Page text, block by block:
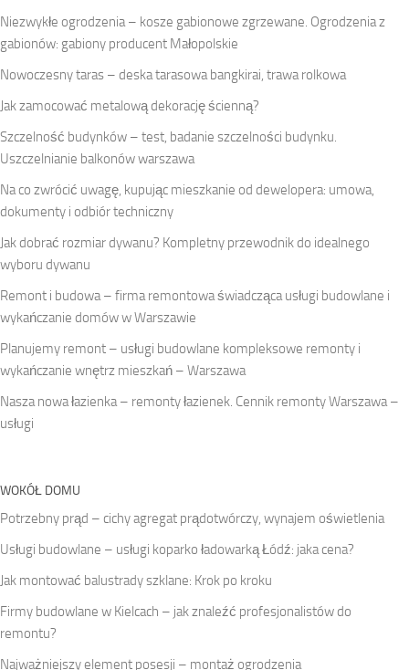
Niezwykłe ogrodzenia – kosze gabionowe zgrzewane. Ogrodzenia z
gabionów: gabiony producent Małopolskie
Nowoczesny taras – deska tarasowa bangkirai, trawa rolkowa
Jak zamocować metalową dekorację ścienną?
Szczelność budynków – test, badanie szczelności budynku.
Uszczelnianie balkonów warszawa
Na co zwrócić uwagę, kupując mieszkanie od dewelopera: umowa,
dokumenty i odbiór techniczny
Jak dobrać rozmiar dywanu? Kompletny przewodnik do idealnego
wyboru dywanu
Remont i budowa – firma remontowa świadcząca usługi budowlane i
wykańczanie domów w Warszawie
Planujemy remont – usługi budowlane kompleksowe remonty i
wykańczanie wnętrz mieszkań – Warszawa
Nasza nowa łazienka – remonty łazienek. Cennik remonty Warszawa –
usługi
WOKÓŁ DOMU
Potrzebny prąd – cichy agregat prądotwórczy, wynajem oświetlenia
Usługi budowlane – usługi koparko ładowarką Łódź: jaka cena?
Jak montować balustrady szklane: Krok po kroku
Firmy budowlane w Kielcach – jak znaleźć profesjonalistów do
remontu?
Najważniejszy element posesji – montaż ogrodzenia